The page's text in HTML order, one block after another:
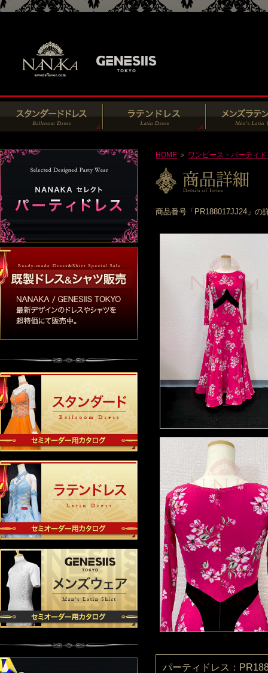
HOME ＞ ワンピース・パーティ
商品番号「PR188017JJ24」の
パーティドレス：